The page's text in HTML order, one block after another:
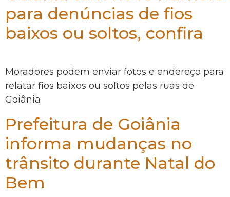
para denúncias de fios
baixos ou soltos, confira
Moradores podem enviar fotos e endereço para
relatar fios baixos ou soltos pelas ruas de
Goiânia
Prefeitura de Goiânia
informa mudanças no
trânsito durante Natal do
Bem